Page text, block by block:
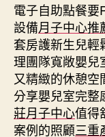
電子自助點餐要
設備月子中心推
套房護新生兒輕
理團隊寬敞嬰兒
又精緻的休憩空
分享嬰兒室完整
莊月子中心值得
案例的照顧三重